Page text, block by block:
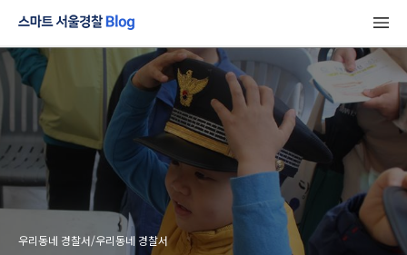
우리동네 경찰서/우리동네 경찰서